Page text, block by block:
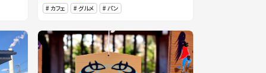
カフェ
グルメ パン